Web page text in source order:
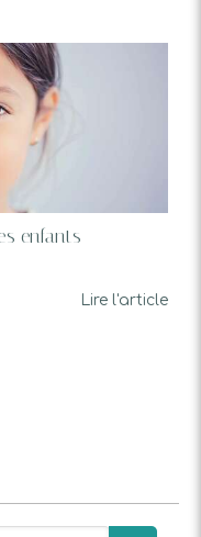
enfants
Lire l'article